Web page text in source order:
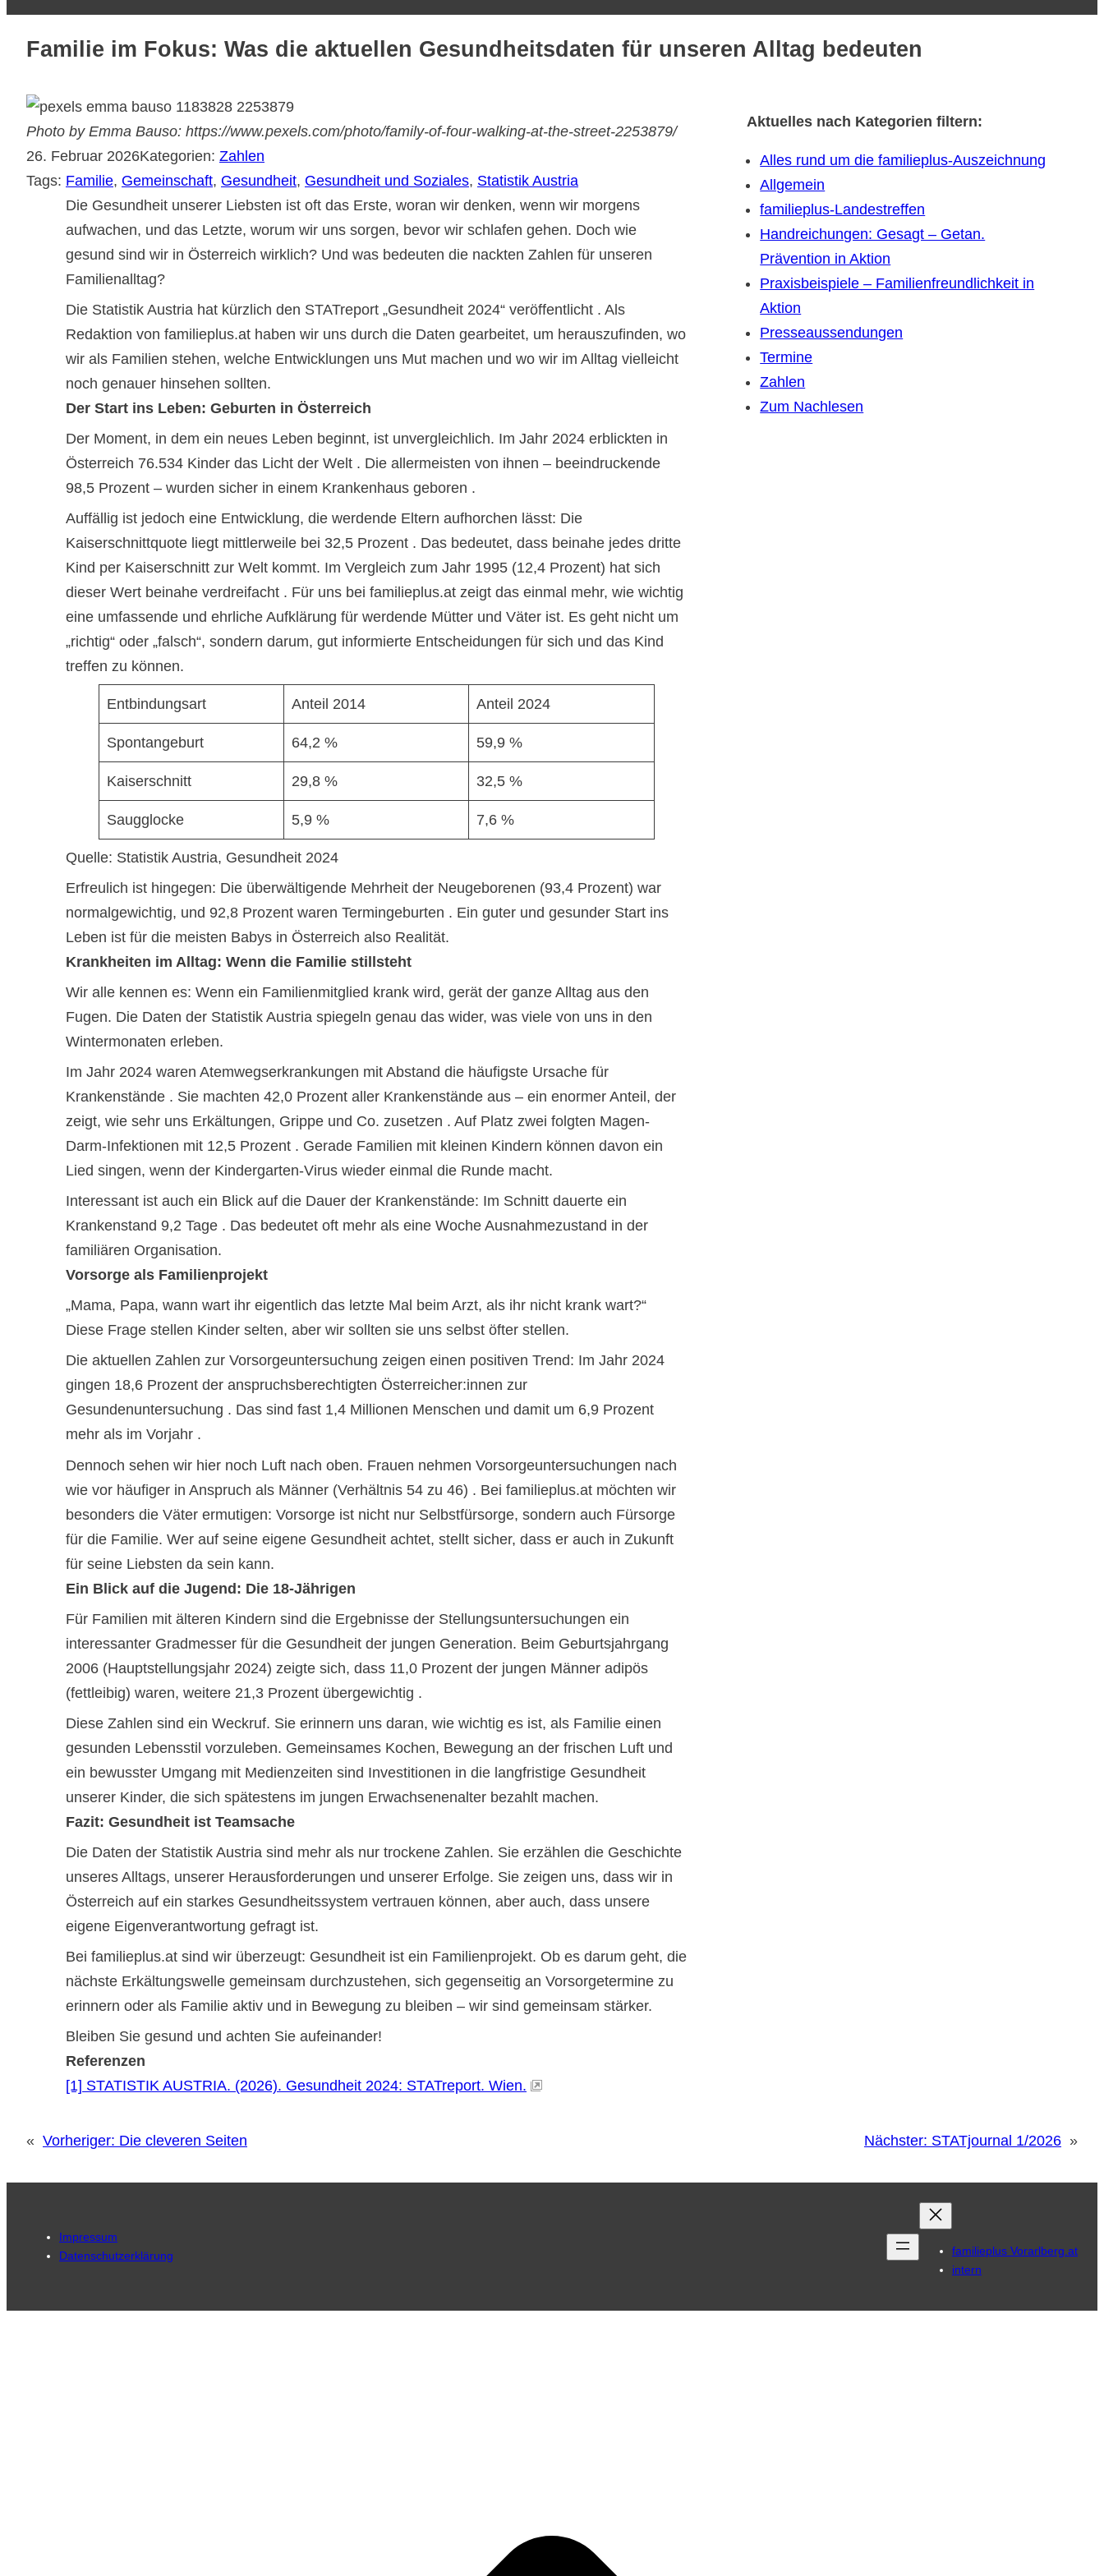
Familie im Fokus: Was die aktuellen Gesundheitsdaten für unseren Alltag bedeuten
Photo by Emma Bauso: https://www.pexels.com/photo/family-of-four-walking-at-the-street-2253879/
26. Februar 2026Kategorien: Zahlen
Tags: Familie, Gemeinschaft, Gesundheit, Gesundheit und Soziales, Statistik Austria
Die Gesundheit unserer Liebsten ist oft das Erste, woran wir denken, wenn wir morgens
aufwachen, und das Letzte, worum wir uns sorgen, bevor wir schlafen gehen. Doch wie
gesund sind wir in Österreich wirklich? Und was bedeuten die nackten Zahlen für unseren
Familienalltag?
Die Statistik Austria hat kürzlich den STATreport „Gesundheit 2024“ veröffentlicht . Als
Redaktion von familieplus.at haben wir uns durch die Daten gearbeitet, um herauszufinden, wo
wir als Familien stehen, welche Entwicklungen uns Mut machen und wo wir im Alltag vielleicht
noch genauer hinsehen sollten.
Der Start ins Leben: Geburten in Österreich
Der Moment, in dem ein neues Leben beginnt, ist unvergleichlich. Im Jahr 2024 erblickten in
Österreich 76.534 Kinder das Licht der Welt . Die allermeisten von ihnen – beeindruckende
98,5 Prozent – wurden sicher in einem Krankenhaus geboren .
Auffällig ist jedoch eine Entwicklung, die werdende Eltern aufhorchen lässt: Die
Kaiserschnittquote liegt mittlerweile bei 32,5 Prozent . Das bedeutet, dass beinahe jedes dritte
Kind per Kaiserschnitt zur Welt kommt. Im Vergleich zum Jahr 1995 (12,4 Prozent) hat sich
dieser Wert beinahe verdreifacht . Für uns bei familieplus.at zeigt das einmal mehr, wie wichtig
eine umfassende und ehrliche Aufklärung für werdende Mütter und Väter ist. Es geht nicht um
„richtig“ oder „falsch“, sondern darum, gut informierte Entscheidungen für sich und das Kind
treffen zu können.
Entbindungsart Anteil 2014 Anteil 2024
Spontangeburt 64,2 % 59,9 %
Kaiserschnitt 29,8 % 32,5 %
Saugglocke 5,9 % 7,6 %
Quelle: Statistik Austria, Gesundheit 2024
Erfreulich ist hingegen: Die überwältigende Mehrheit der Neugeborenen (93,4 Prozent) war
normalgewichtig, und 92,8 Prozent waren Termingeburten . Ein guter und gesunder Start ins
Leben ist für die meisten Babys in Österreich also Realität.
Krankheiten im Alltag: Wenn die Familie stillsteht
Wir alle kennen es: Wenn ein Familienmitglied krank wird, gerät der ganze Alltag aus den
Fugen. Die Daten der Statistik Austria spiegeln genau das wider, was viele von uns in den
Wintermonaten erleben.
Im Jahr 2024 waren Atemwegserkrankungen mit Abstand die häufigste Ursache für
Krankenstände . Sie machten 42,0 Prozent aller Krankenstände aus – ein enormer Anteil, der
zeigt, wie sehr uns Erkältungen, Grippe und Co. zusetzen . Auf Platz zwei folgten Magen-
Darm-Infektionen mit 12,5 Prozent . Gerade Familien mit kleinen Kindern können davon ein
Lied singen, wenn der Kindergarten-Virus wieder einmal die Runde macht.
Interessant ist auch ein Blick auf die Dauer der Krankenstände: Im Schnitt dauerte ein
Krankenstand 9,2 Tage . Das bedeutet oft mehr als eine Woche Ausnahmezustand in der
familiären Organisation.
Vorsorge als Familienprojekt
„Mama, Papa, wann wart ihr eigentlich das letzte Mal beim Arzt, als ihr nicht krank wart?“
Diese Frage stellen Kinder selten, aber wir sollten sie uns selbst öfter stellen.
Die aktuellen Zahlen zur Vorsorgeuntersuchung zeigen einen positiven Trend: Im Jahr 2024
gingen 18,6 Prozent der anspruchsberechtigten Österreicher:innen zur
Gesundenuntersuchung . Das sind fast 1,4 Millionen Menschen und damit um 6,9 Prozent
mehr als im Vorjahr .
Dennoch sehen wir hier noch Luft nach oben. Frauen nehmen Vorsorgeuntersuchungen nach
wie vor häufiger in Anspruch als Männer (Verhältnis 54 zu 46) . Bei familieplus.at möchten wir
besonders die Väter ermutigen: Vorsorge ist nicht nur Selbstfürsorge, sondern auch Fürsorge
für die Familie. Wer auf seine eigene Gesundheit achtet, stellt sicher, dass er auch in Zukunft
für seine Liebsten da sein kann.
Ein Blick auf die Jugend: Die 18-Jährigen
Für Familien mit älteren Kindern sind die Ergebnisse der Stellungsuntersuchungen ein
interessanter Gradmesser für die Gesundheit der jungen Generation. Beim Geburtsjahrgang
2006 (Hauptstellungsjahr 2024) zeigte sich, dass 11,0 Prozent der jungen Männer adipös
(fettleibig) waren, weitere 21,3 Prozent übergewichtig .
Diese Zahlen sind ein Weckruf. Sie erinnern uns daran, wie wichtig es ist, als Familie einen
gesunden Lebensstil vorzuleben. Gemeinsames Kochen, Bewegung an der frischen Luft und
ein bewusster Umgang mit Medienzeiten sind Investitionen in die langfristige Gesundheit
unserer Kinder, die sich spätestens im jungen Erwachsenenalter bezahlt machen.
Fazit: Gesundheit ist Teamsache
Die Daten der Statistik Austria sind mehr als nur trockene Zahlen. Sie erzählen die Geschichte
unseres Alltags, unserer Herausforderungen und unserer Erfolge. Sie zeigen uns, dass wir in
Österreich auf ein starkes Gesundheitssystem vertrauen können, aber auch, dass unsere
eigene Eigenverantwortung gefragt ist.
Bei familieplus.at sind wir überzeugt: Gesundheit ist ein Familienprojekt. Ob es darum geht, die
nächste Erkältungswelle gemeinsam durchzustehen, sich gegenseitig an Vorsorgetermine zu
erinnern oder als Familie aktiv und in Bewegung zu bleiben – wir sind gemeinsam stärker.
Bleiben Sie gesund und achten Sie aufeinander!
Referenzen
[1] STATISTIK AUSTRIA. (2026). Gesundheit 2024: STATreport. Wien.
Aktuelles nach Kategorien filtern:
Alles rund um die familieplus-Auszeichnung
Allgemein
familieplus-Landestreffen
Handreichungen: Gesagt – Getan.
Prävention in Aktion
Praxisbeispiele – Familienfreundlichkeit in
Aktion
Presseaussendungen
Termine
Zahlen
Zum Nachlesen
« Vorheriger: Die cleveren Seiten Nächster: STATjournal 1/2026 »
Impressum
Datenschutzerklärung
familieplus Vorarlberg.at
intern